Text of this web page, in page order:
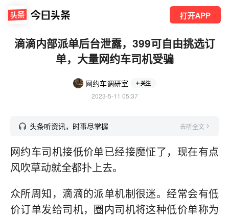
打开APP
滴滴内部派单后台泄露，399可自由挑选订
单，大量网约车司机受骗
网约车调研室 关注
2023-5-11 05:37
头条听资讯，时事尽掌握 去听全文
网约车司机接低价单已经接魔怔了，现在有点
风吹草动就全都扑上去。
众所周知，滴滴的派单机制很迷。经常会有低
价订单发给司机，圈内司机将这种低价单称为